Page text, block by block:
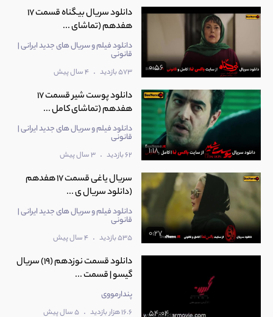
0:56
دانلود سریال بیگناه قسمت 17
هفدهم (تماشای ...
دانلود فیلم و سریال های جدید ایرانی |
قانونی
573 بازدید . 4 سال پیش
1:18
دانلود پوست شیر قسمت 17
هفدهم (تماشای کامل ...
دانلود فیلم و سریال های جدید ایرانی |
قانونی
62 بازدید . 3 سال پیش
0:27
سریال یاغی قسمت 17 هفدهم
(دانلود سریال ی ...
دانلود فیلم و سریال های جدید ایرانی |
قانونی
535 بازدید . 4 سال پیش
54:04
دانلود قسمت نوزدهم (19) سریال
گیسو | قسمت ...
پندارمووی
16.6 هزار بازدید . 5 سال پیش